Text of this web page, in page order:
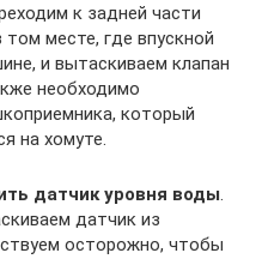
к задней части
месте, где впускной
и вытаскиваем клапан
необходимо
который
на хомуте.
датчик уровня воды.
датчик из
осторожно, чтобы